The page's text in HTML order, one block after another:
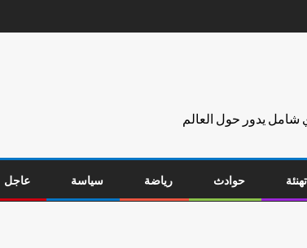
شامل يدور حول العالم
تهنئة حوادث رياضة سياسة عاجل